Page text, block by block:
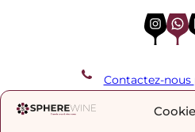
InstagramWhatsApp
Contactez-nous
REJOIGNEZ NOTRE LISTE DE